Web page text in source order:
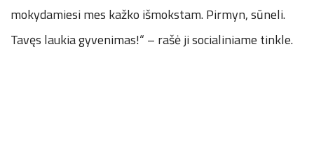
mokydamiesi mes kažko išmokstam. Pirmyn, sūneli.
Tavęs laukia gyvenimas!“ – rašė ji socialiniame tinkle.